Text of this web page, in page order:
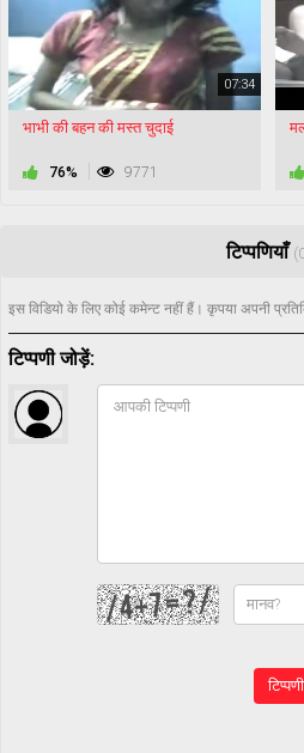
07:34
भाभी की बहन की मस्त चुदाई
76% 9771
टिप्पणियाँ
इस विडियो के लिए कोई कमेन्ट नहीं हैं। कृपया अपनी
टिप्पणी जोड़ें: